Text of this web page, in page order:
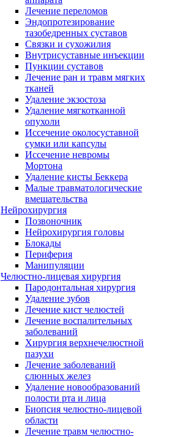
Лечение переломов
Эндопротезирование
тазобедренных суставов
Связки и сухожилия
Внутрисуставные инъекции
Пункции суставов
Лечение ран и травм мягких
тканей
Удаление экзостоза
Удаление мягкотканной
опухоли
Иссечение околосуставной
сумки или капсулы
Иссечение невромы
Мортона
Удаление кисты Беккера
Малые травматологические
вмешательства
Нейрохирургия
Позвоночник
Нейрохирургия головы
Блокады
Периферия
Манипуляции
Челюстно-лицевая хирургия
Пародонтальная хирургия
Удаление зубов
Лечение кист челюстей
Лечение воспалительных
заболеваний
Хирургия верхнечелюстной
пазухи
Лечение заболеваний
слюнных желез
Удаление новообразований
полости рта и лица
Биопсия челюстно-лицевой
области
Лечение травм челюстно-